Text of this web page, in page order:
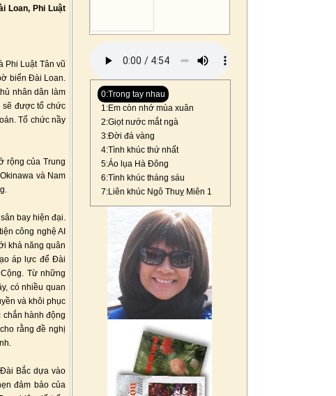
Loan, Phi Luật
Phi Luật Tân vũ
biển Đài Loan.
nhân dân làm
sẽ được tổ chức
Tổ chức nầy
rộng của Trung
và Nam
bay hiện đại.
công nghệ AI
khả năng quân
áp lực để Đài
Từ những
có nhiều quan
và khôi phục
chắn hành động
rằng đề nghị
Bắc dựa vào
đảm bảo của
0:Trong tay nhau
1:Em còn nhớ mùa xuân
2:Giọt nước mắt ngà
3:Đời đá vàng
4:Tình khúc thứ nhất
5:Áo lụa Hà Đông
6:Tình khúc tháng sáu
7:Liên khúc Ngô Thuỵ Miên 1